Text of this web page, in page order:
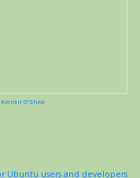
Kieran O'Shea